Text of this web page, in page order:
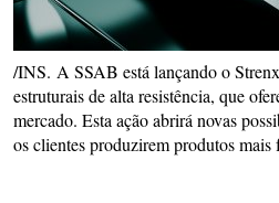
/INS. A SSAB está lançando o
estruturais de alta resistência, que
mercado. Esta ação abrirá novas
os clientes produzirem produtos mais